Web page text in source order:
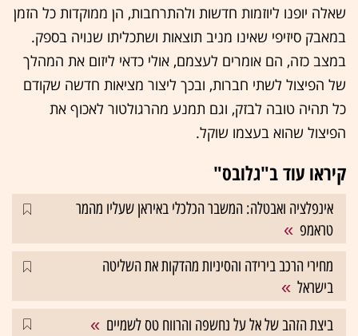
שאלה יופנו ליוזמות חדשות ולהתרחבות, הן ממוקדות כל הזמן
במאבק סיזיפי שאינו מניב תוצאות ושתכליתו שנויה בספק.
במצב כזה, הם אומרים לעצמם, אולי כדאי ליזום את המהלך
של הפיצול לשתי חברות, ובכך ליצור מציאות חדשה שקודם
כל תהיה טובה לבזק, וגם תמנע מהרגולטור לאכוף את
הפיצול שהוא בעצמו שוקל.
קיראו עוד ב"גלובס"
אינפלציה ואבטלה: המשבר הכלכלי באיראן שעליו מהמר
טראמפ
מחירי הרכב בירידה והסיניות מהדקות את השליטה
בישראל
ביצת הזהב של אל על נחשפה והרווח טס לשמיים